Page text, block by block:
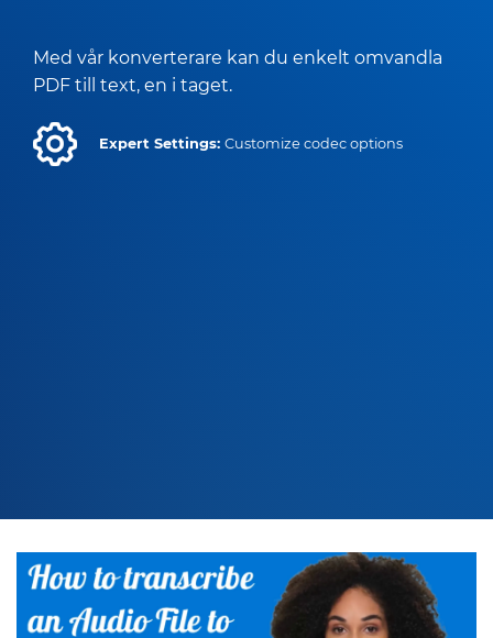
Med vår konverterare kan du enkelt omvandla
PDF till text, en i taget.
Expert Settings: Customize codec options